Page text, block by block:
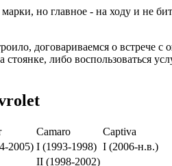
но главное - на ходу и не
договариваемся о встрече с
либо воспользоваться
Camaro
Captiva
2005) I (1993-1998) I (2006-н.в.)
II (1998-2002)